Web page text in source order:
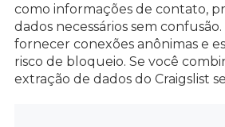
como informações de contato,
dados necessários sem confusão.
fornecer conexões anônimas e
risco de bloqueio. Se você
extração de dados do Craigslist